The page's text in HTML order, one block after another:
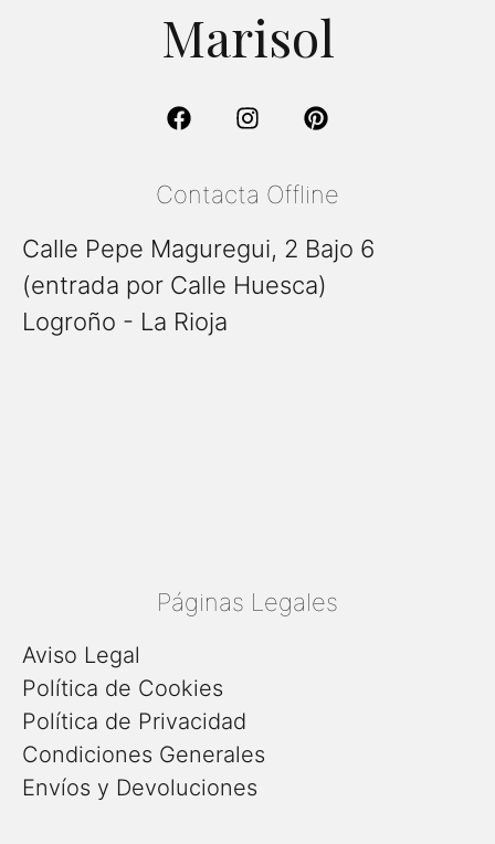
Páginas Legales
Aviso Legal
Política de Cookies
Política de Privacidad
Condiciones Generales
Envíos y Devoluciones
Marisol
Contacta Offline
Calle Pepe Maguregui, 2 Bajo 6
(entrada por Calle Huesca)
Logroño - La Rioja